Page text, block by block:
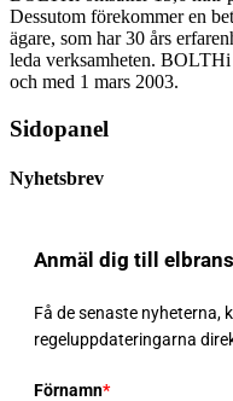
Dessutom förekommer en
ägare, som har 30 års
leda verksamheten.
och med 1 mars 2003.
Sidopanel
Nyhetsbrev
Anmäl dig till
Få de senaste nyheterna,
regeluppdateringarna
Förnamn*